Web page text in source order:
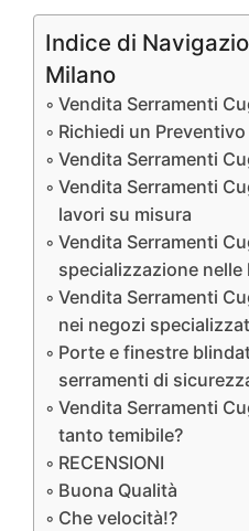
Indice di
Milano
Vendita Serramenti
Richiedi un Preventivo
Vendita Serramenti
Vendita Serramenti
lavori su misura
Vendita Serramenti
specializzazione nelle
Vendita Serramenti
nei negozi
Porte e finestre
serramenti di
Vendita Serramenti
tanto temibile?
RECENSIONI
Buona Qualità
Che velocità!?